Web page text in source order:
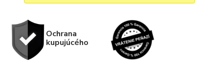
Ochrana
kupujúcého